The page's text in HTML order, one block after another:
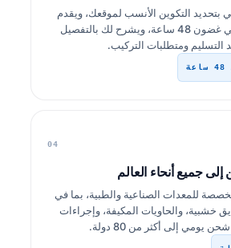
بتحديد التكوين الأنسب لموقعك، ويقدم
لك عرض الأسعار في غضون 48 ساعة، ويشرح لك بالتفصيل
التسليم ومتطلبات التركيب.
04
جميع أنحاء العالم
للمعدات الصناعية والطبية، بما في
خشبية، والحاويات المكيفة، وإجراءات
يومي إلى أكثر من 80 دولة.